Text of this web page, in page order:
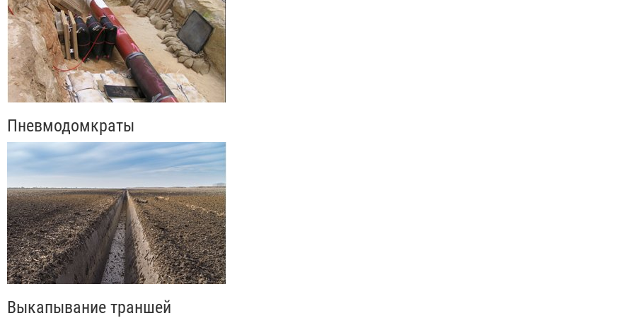
Пневмодомкраты
Выкапывание траншей